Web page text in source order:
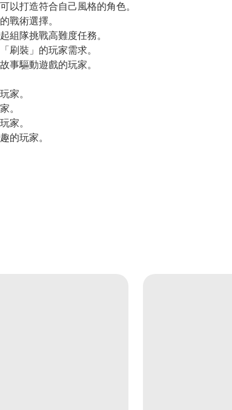
以打造符合自己風格的角色。
戰術選擇。
組隊挑戰高難度任務。
刷裝」的玩家需求。
事驅動遊戲的玩家。
家。
。
家。
的玩家。